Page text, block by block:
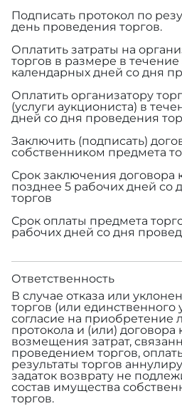
Подписать протокол по
день проведения торгов.
Оплатить затраты на
торгов в размере в течение
календарных дней со дня
Оплатить организатору
(услуги аукциониста) в
дней со дня проведения
Заключить (подписать)
собственником предмета
Срок заключения договора
позднее 5 рабочих дней со
торгов
Срок оплаты предмета
рабочих дней со дня
Ответственность
В случае отказа или
торгов (или единственного
согласие на приобретение
протокола и (или)
возмещения затрат,
проведением торгов,
результаты торгов
задаток возврату не
состав имущества
торгов.